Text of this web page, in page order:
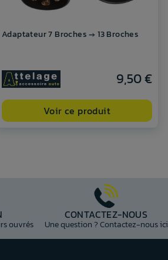
Adaptateur 7 Broches → 13 Broches
9,50 €
Voir ce produit
ouvrés
CONTACTEZ-NOUS
Une question ? Contactez-nous ici